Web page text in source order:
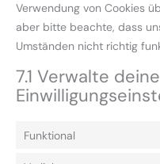
Verwendung von Cookies
aber bitte beachte, dass
Umständen nicht richtig
7.1 Verwalte deine
Funktional